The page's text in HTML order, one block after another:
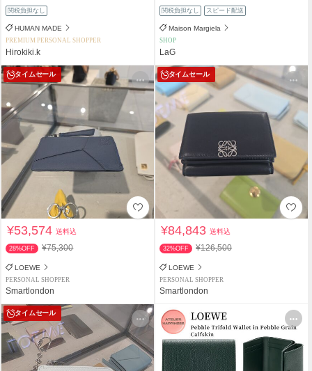
関税負担なし
HUMAN MADE
PREMIUM PERSONAL SHOPPER
Hirokiki.k
関税負担なし スピード配送
Maison Margiela
SHOP
LaG
タイムセール
¥53,574送料込
28%OFF ¥75,300
LOEWE
PERSONAL SHOPPER
Smartlondon
タイムセール
¥84,843送料込
32%OFF ¥126,500
LOEWE
PERSONAL SHOPPER
Smartlondon
タイムセール